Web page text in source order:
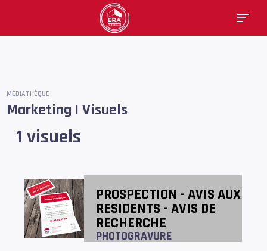
MÉDIATHÈQUE
Marketing | Visuels
1 visuels
PROSPECTION - AVIS AUX
RESIDENTS - AVIS DE
RECHERCHE
PHOTOGRAVURE